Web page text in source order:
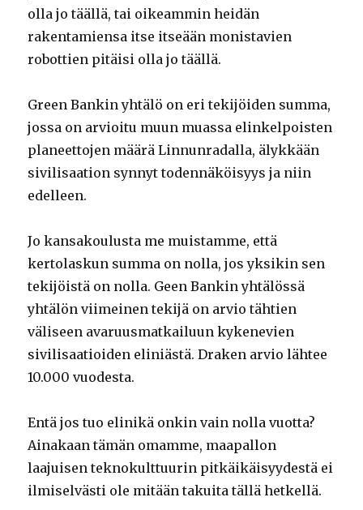
olla jo täällä, tai oikeammin heidän
rakentamiensa itse itseään monistavien
robottien pitäisi olla jo täällä.
Green Bankin yhtälö on eri tekijöiden summa,
jossa on arvioitu muun muassa elinkelpoisten
planeettojen määrä Linnunradalla, älykkään
sivilisaation synnyt todennäköisyys ja niin
edelleen.
Jo kansakoulusta me muistamme, että
kertolaskun summa on nolla, jos yksikin sen
tekijöistä on nolla. Geen Bankin yhtälössä
yhtälön viimeinen tekijä on arvio tähtien
väliseen avaruusmatkailuun kykenevien
sivilisaatioiden eliniästä. Draken arvio lähtee
10.000 vuodesta.
Entä jos tuo elinikä onkin vain nolla vuotta?
Ainakaan tämän omamme, maapallon
laajuisen teknokulttuurin pitkäikäisyydestä ei
ilmiselvästi ole mitään takuita tällä hetkellä.